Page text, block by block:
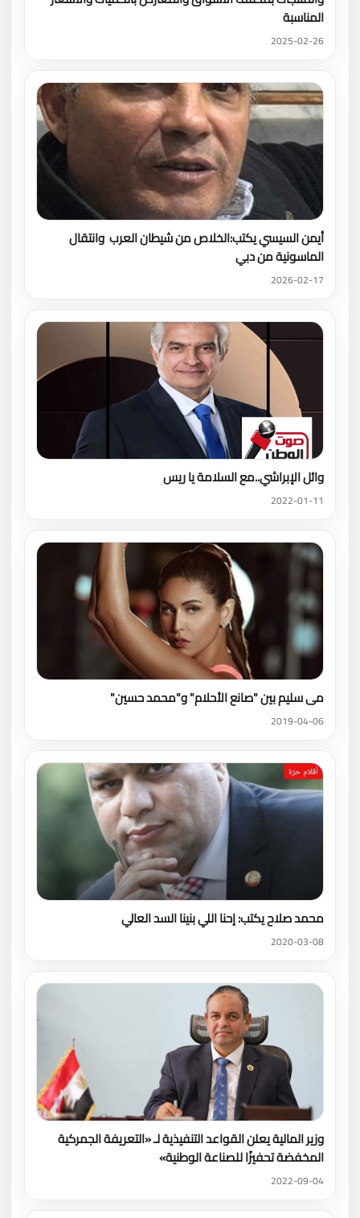
المناسبة
2025-02-26
أيمن السيسي يكتب:الخلاص من شيطان العرب وانتقال
الماسونية من دبي
2026-02-17
وائل الإبراشي..مع السلامة يا ريس
2022-01-11
مى سليم بين "صانع الأحلام" و"محمد حسين"
2019-04-06
محمد صلاح يكتب: إحنا اللي بنينا السد العالي
2020-03-08
وزير المالية يعلن القواعد التنفيذية لـ «التعريفة الجمركية
المخفضة تحفيزًا للصناعة الوطنية»
2022-09-04